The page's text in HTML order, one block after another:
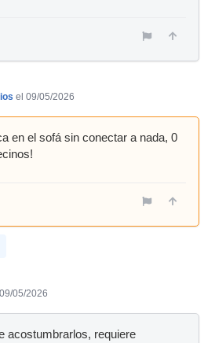
el 09/05/2026
en el sofá sin conectar a nada, 0
05/2026
acostumbrarlos, requiere